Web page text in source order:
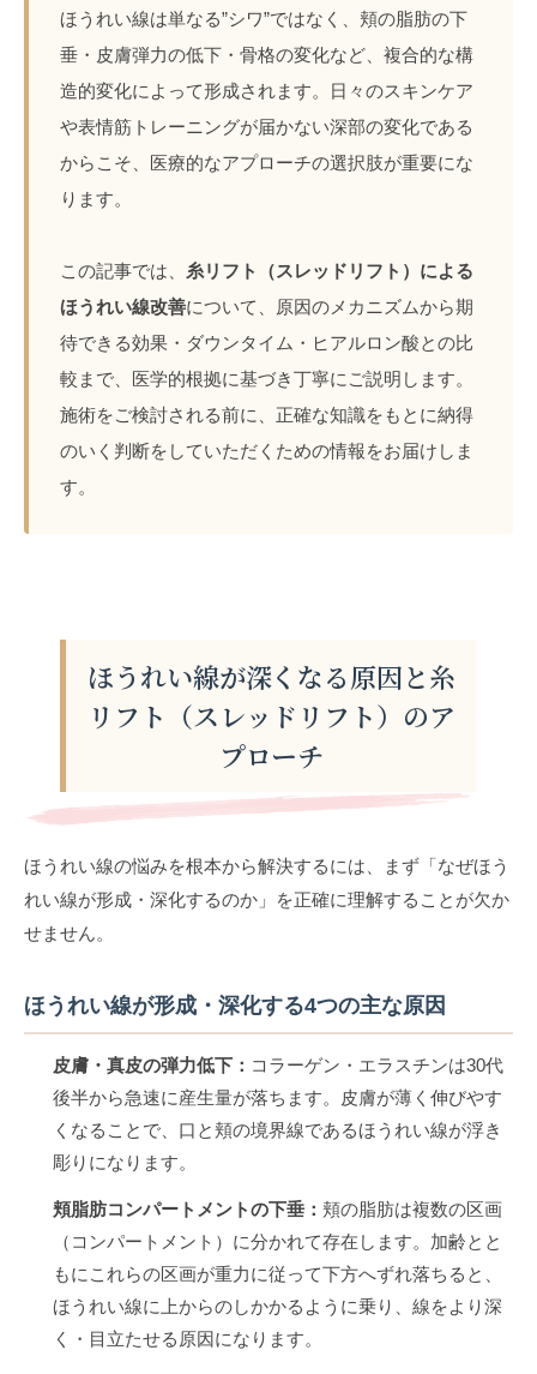
ほうれい線は単なる”シワ”ではなく、頬の脂肪の下
垂・皮膚弾力の低下・骨格の変化など、複合的な構
造的変化によって形成されます。日々のスキンケア
や表情筋トレーニングが届かない深部の変化である
からこそ、医療的なアプローチの選択肢が重要にな
ります。
この記事では、
糸リフト（スレッドリフト）による
ほうれい線改善について、原因のメカニズムから期
待できる効果・ダウンタイム・ヒアルロン酸との比
較まで、医学的根拠に基づき丁寧にご説明します。
施術をご検討される前に、正確な知識をもとに納得
のいく判断をしていただくための情報をお届けしま
す。
ほうれい線が深くなる原因と糸
リフト（スレッドリフト）のア
プローチ
ほうれい線の悩みを根本から解決するには、まず「なぜほう
れい線が形成・深化するのか」を正確に理解することが欠か
せません。
ほうれい線が形成・深化する4つの主な原因
皮膚・真皮の弾力低下： コラーゲン・エラスチンは30代
後半から急速に産生量が落ちます。皮膚が薄く伸びやす
くなることで、口と頬の境界線であるほうれい線が浮き
彫りになります。
頬脂肪コンパートメントの下垂： 頬の脂肪は複数の区画
（コンパートメント）に分かれて存在します。加齢とと
もにこれらの区画が重力に従って下方へずれ落ちると、
ほうれい線に上からのしかかるように乗り、線をより深
く・目立たせる原因になります。